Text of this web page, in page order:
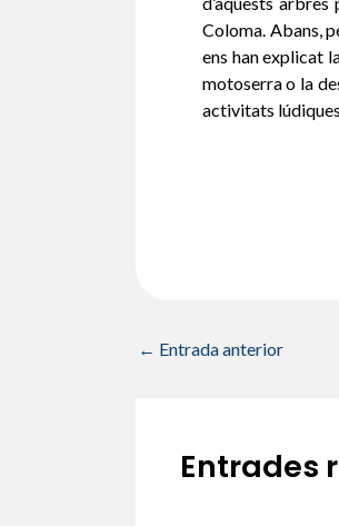
Coloma. Abans,
ens han explicat
motoserra o la
activitats
← Entrada anterior
Entrades